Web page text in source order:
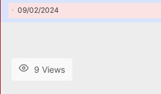
09/02/2024
9 Views